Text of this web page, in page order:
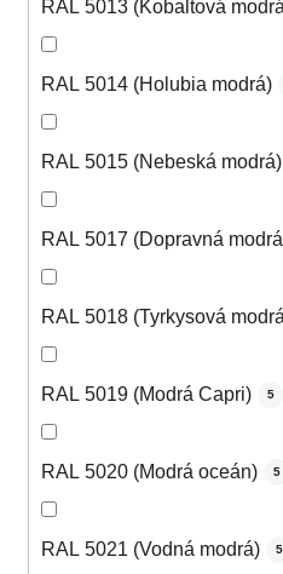
RAL 5013 (Kobaltová
RAL 5014 (Holubia modrá)
RAL 5015 (Nebeská modrá)
RAL 5017 (Dopravná
RAL 5018 (Tyrkysová
RAL 5019 (Modrá Capri) 5
RAL 5020 (Modrá oceán) 5
RAL 5021 (Vodná modrá) 5